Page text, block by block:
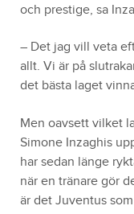
och prestige, sa
– Det jag vill veta
allt. Vi är på
det bästa laget
Men oavsett vilket
Simone Inzaghis
har sedan länge
när en tränare gör
är det Juventus